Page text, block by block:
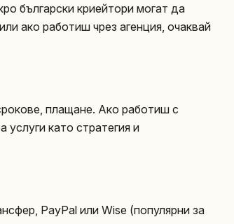
български криейтори могат да
ако работиш чрез агенция, очаквай
плащане. Ако работиш с
като стратегия и
PayPal или Wise (популярни за